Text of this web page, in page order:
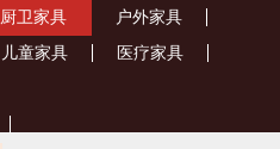
厨卫家具
户外家具
儿童家具
医疗家具